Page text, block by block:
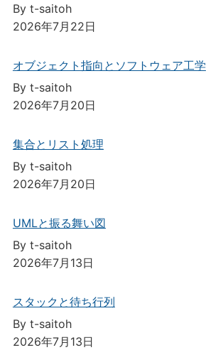
By t-saitoh
2026年7月22日
オブジェクト指向とソフトウェア工学
By t-saitoh
2026年7月20日
集合とリスト処理
By t-saitoh
2026年7月20日
UMLと振る舞い図
By t-saitoh
2026年7月13日
スタックと待ち行列
By t-saitoh
2026年7月13日